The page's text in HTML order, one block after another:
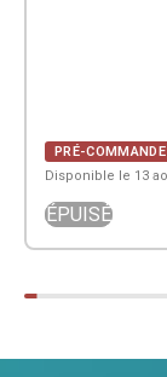
PRÉ-COMMANDE
Disponible le 13
ÉPUISÉ